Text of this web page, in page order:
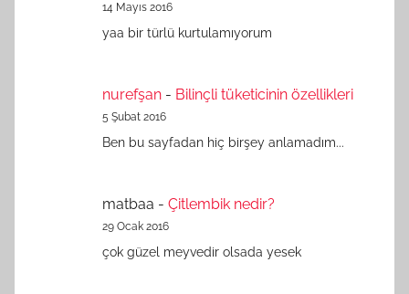
14 Mayıs 2016
yaa bir türlü kurtulamıyorum
nurefşan - Bilinçli tüketicinin özellikleri
5 Şubat 2016
Ben bu sayfadan hiç birşey anlamadım...
matbaa - Çitlembik nedir?
29 Ocak 2016
çok güzel meyvedir olsada yesek